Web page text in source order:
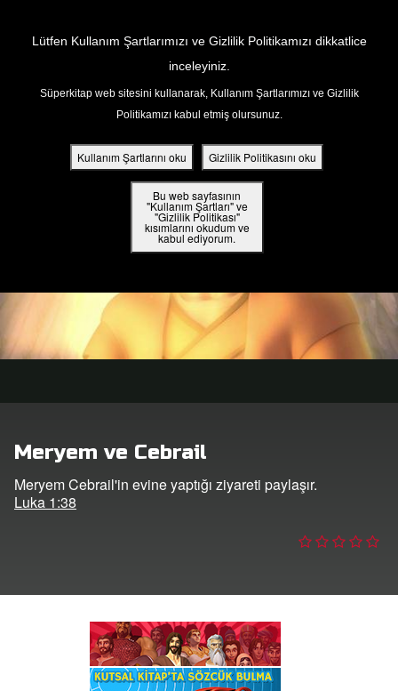
Lütfen Kullanım Şartlarımızı ve Gizlilik Politikamızı dikkatlice
inceleyiniz.
Süperkitap web sitesini kullanarak, Kullanım Şartlarımızı ve Gizlilik
Politikamızı kabul etmiş olursunuz.
Kullanım Şartlarını oku Gizlilik Politikasını oku
Bu web sayfasının
"Kullanım Şartları" ve
"Gizlilik Politikası"
kısımlarını okudum ve
kabul ediyorum.
İndirin!
Meryem ve Cebrail
Meryem Cebrail'in evine yaptığı ziyareti paylaşır.
Luka 1:38